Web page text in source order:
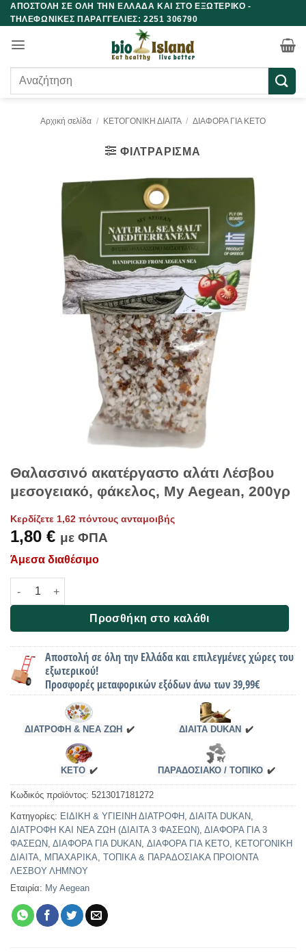
Μετάβαση
στο
περιεχόμενο
ΑΠΟΣΤΟΛΗ ΣΕ ΟΛΗ ΤΗΝ ΕΛΛΑΔΑ ΚΑΙ ΣΤΟ ΕΞΩΤΕΡΙΚΟ -
ΤΗΛΕΦΩΝΙΚΕΣ ΠΑΡΑΓΓΕΛΙΕΣ: 2251 306790
Αναζήτηση
Αρχική σελίδα / ΚΕΤΟΓΟΝΙΚΗ ΔΙΑΙΤΑ / ΔΙΑΦΟΡΑ ΓΙΑ ΚΕΤΟ
ΦΙΛΤΡΆΡΙΣΜΑ
Θαλασσινό ακατέργαστο αλάτι Λέσβου
μεσογειακό, φάκελος, My Aegean, 200γρ
Κερδίζετε 1,62 πόντους ανταμοιβής
1,80 € με ΦΠΑ
Άμεσα διαθέσιμο
Θαλασσινό ακατέργαστο αλάτι Λέσβου μεσογειακό, φάκελος,
Προσθήκη στο καλάθι
Αποστολή σε όλη την Ελλάδα και επιλεγμένες χώρες του
εξωτερικού!
Προσφορές μεταφορικών εξόδων άνω των 39,99€
ΔΙΑΤΡΟΦΗ & ΝΕΑ ΖΩΗ ✔️ ΔΙΑΙΤΑ DUKAN ✔️
KETO ✔️ ΠΑΡΑΔΟΣΙΑΚΟ / ΤΟΠΙΚΟ ✔️
Κωδικός προϊόντος: 5213017181272
Κατηγορίες: ΕΙΔΙΚΗ & ΥΓΙΕΙΝΗ ΔΙΑΤΡΟΦΗ , ΔΙΑΙΤΑ DUKAN,
ΔΙΑΤΡΟΦΗ ΚΑΙ ΝΕΑ ΖΩΗ (ΔΙΑΙΤΑ 3 ΦΑΣΕΩΝ), ΔΙΑΦΟΡΑ ΓΙΑ 3
ΦΑΣΕΩΝ, ΔΙΑΦΟΡΑ ΓΙΑ DUKAN, ΔΙΑΦΟΡΑ ΓΙΑ ΚΕΤΟ, ΚΕΤΟΓΟΝΙΚΗ
ΔΙΑΙΤΑ, ΜΠΑΧΑΡΙΚΑ, ΤΟΠΙΚΑ & ΠΑΡΑΔΟΣΙΑΚΑ ΠΡΟΙΟΝΤΑ
ΛΕΣΒΟΥ ΛΗΜΝΟΥ
Εταιρία: My Aegean